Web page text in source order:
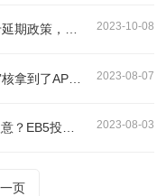
2023-10-08
期延长至5年！
2023-08-07
AP旅行证！
2023-08-03
助你快速留美
页